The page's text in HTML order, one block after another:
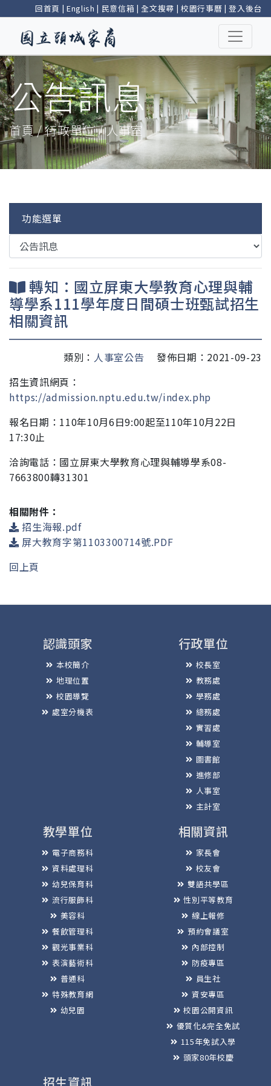
回首頁 | English | 民意信箱 |全文搜尋 | 校園行事曆 |登入後台
公告訊息
首頁 / 行政單位 / 人事室
功能選單
轉知：國立屏東大學教育心理與輔
導學系111學年度日間碩士班甄試招生
相關資訊
類別： 人事室公告
發佈日期：2021-09-23
招生資訊網頁：
https://admission.nptu.edu.tw/index.php
報名日期：110年10月6日9:00起至110年10月22日
17:30止
洽詢電話：國立屏東大學教育心理與輔導學系08-
7663800轉31301
相關附件：
招生海報.pdf
屏大教育字第1103300714號.PDF
回上頁
認識頭家
本校簡介
地理位置
校園導覽
處室分機表
行政單位
校長室
教務處
學務處
總務處
實習處
輔導室
圖書館
進修部
人事室
主計室
教學單位
電子商務科
資料處理科
幼兒保育科
流行服飾科
美容科
餐飲管理科
觀光事業科
表演藝術科
普通科
特殊教育網
幼兒園
相關資訊
家長會
校友會
雙語共學區
性別平等教育
線上報修
預約會議室
內部控制
防疫專區
員生社
資安專區
校園公開資訊
優質化&完全免試
115年免試入學
頭家80年校慶
招生資訊